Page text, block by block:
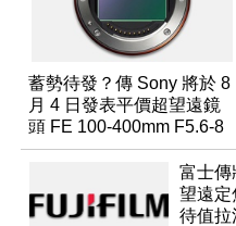
蓄勢待發？傳 Sony 將於 8
月 4 日發表平價超望遠鏡
頭 FE 100-400mm F5.6-8
富士傳
望遠定
待值拉